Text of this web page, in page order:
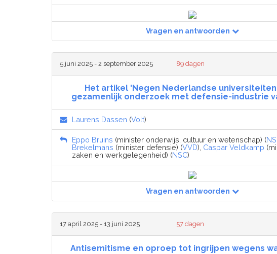
Vragen en antwoorden
5 juni 2025 - 2 september 2025 89 dagen
Het artikel 'Negen Nederlandse
gezamenlijk onderzoek met defensie-industrie
Laurens Dassen (Volt)
Eppo Bruins (minister onderwijs, cultuur en wetenschap) (
Brekelmans (minister defensie) (VVD), Caspar Veldkamp
zaken en werkgelegenheid) (NSC)
Vragen en antwoorden
17 april 2025 - 13 juni 2025 57 dagen
Antisemitisme en oproep tot ingrijpen wegens